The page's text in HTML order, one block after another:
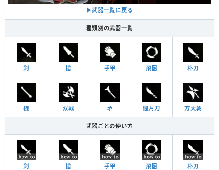
▶︎武器一覧に戻る
種類別の武器一覧
剣 槍 手甲 飛圏 朴刀
棍 双戟 矛 偃月刀 方天戟
武器ごとの使い方
剣 槍 手甲 飛圏 朴刀